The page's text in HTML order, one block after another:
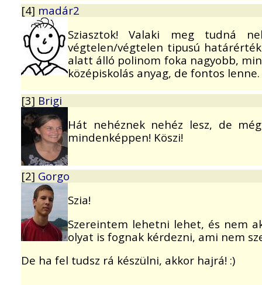
[4] madár2
Sziasztok! Valaki meg tudná
végtelen/végtelen tipusú
alatt álló polinom foka nagyobb,
középiskolás anyag, de fontos
[3] Brigi
Hát nehéznek nehéz lesz, de
mindenképpen! Köszi!
[2] Gorgo
Szia!
Szereintem lehetni lehet, és nem
olyat is fognak kérdezni, ami nem
De ha fel tudsz rá készülni, akkor hajrá! :)